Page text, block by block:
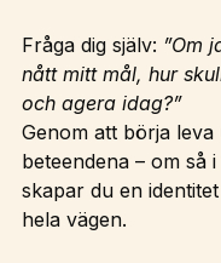
Fråga dig själv: ”Om
nått mitt mål, hur
och agera idag?”
Genom att börja leva
beteendena – om så
skapar du en
hela vägen.